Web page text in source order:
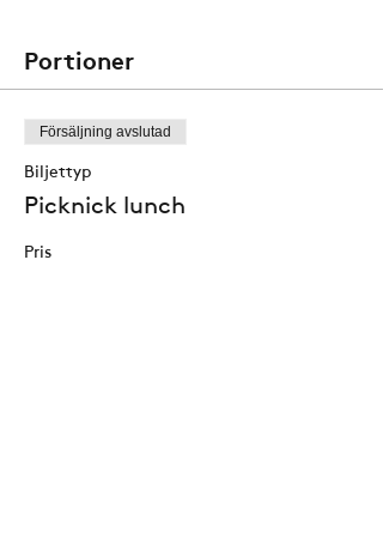
Portioner
Försäljning avslutad
Biljettyp
Picknick lunch
Pris